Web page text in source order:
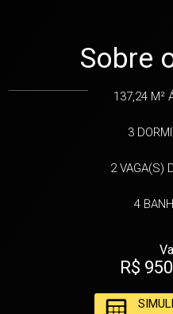
Sobre
137,24 M²
3
2VAGA(S)
4
R$